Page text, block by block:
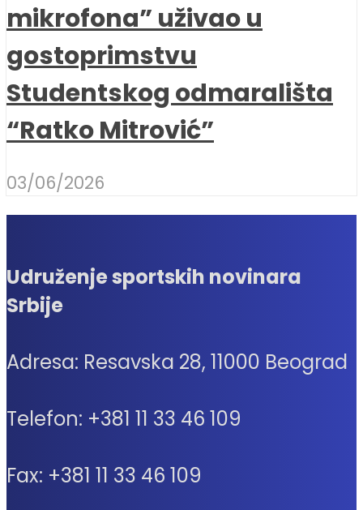
mikrofona” uživao u
gostoprimstvu
Studentskog odmarališta
“Ratko Mitrović”
03/06/2026
Udruženje sportskih novinara
Srbije
Adresa: Resavska 28, 11000 Beograd
Telefon: +381 11 33 46 109
Fax: +381 11 33 46 109